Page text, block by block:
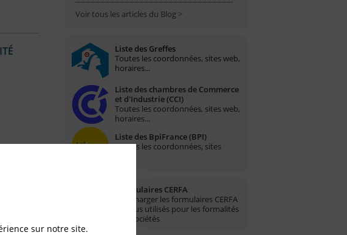
Voir tous les articles du Blog >
Liste des Greffes
Toutes les coordonnées, sites web,
horaires...
Liste des chambres de Commerce
et d'Industrie (CCI)
Toutes les coordonnées, sites web,
horaires...
Liste des BpiFrance (BPI)
Toutes les coordonnées, sites
Formulaires CERFA
Télécharger les formulaires CERFA
les plus utilisés pour les formalités
des sociétés
sur notre site.